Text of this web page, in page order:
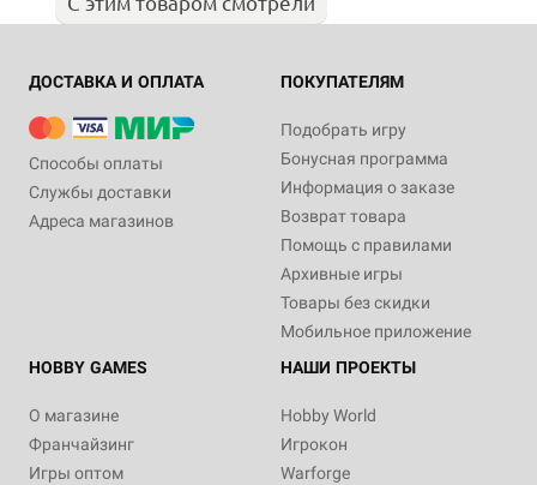
ДОСТАВКА И ОПЛАТА
Способы оплаты
Службы доставки
Адреса магазинов
ПОКУПАТЕЛЯМ
Подобрать игру
Бонусная программа
Информация о заказе
Возврат товара
Помощь с правилами
Архивные игры
Товары без скидки
Мобильное приложение
HOBBY GAMES
О магазине
Франчайзинг
Игры оптом
НАШИ ПРОЕКТЫ
Hobby World
Игрокон
Warforge